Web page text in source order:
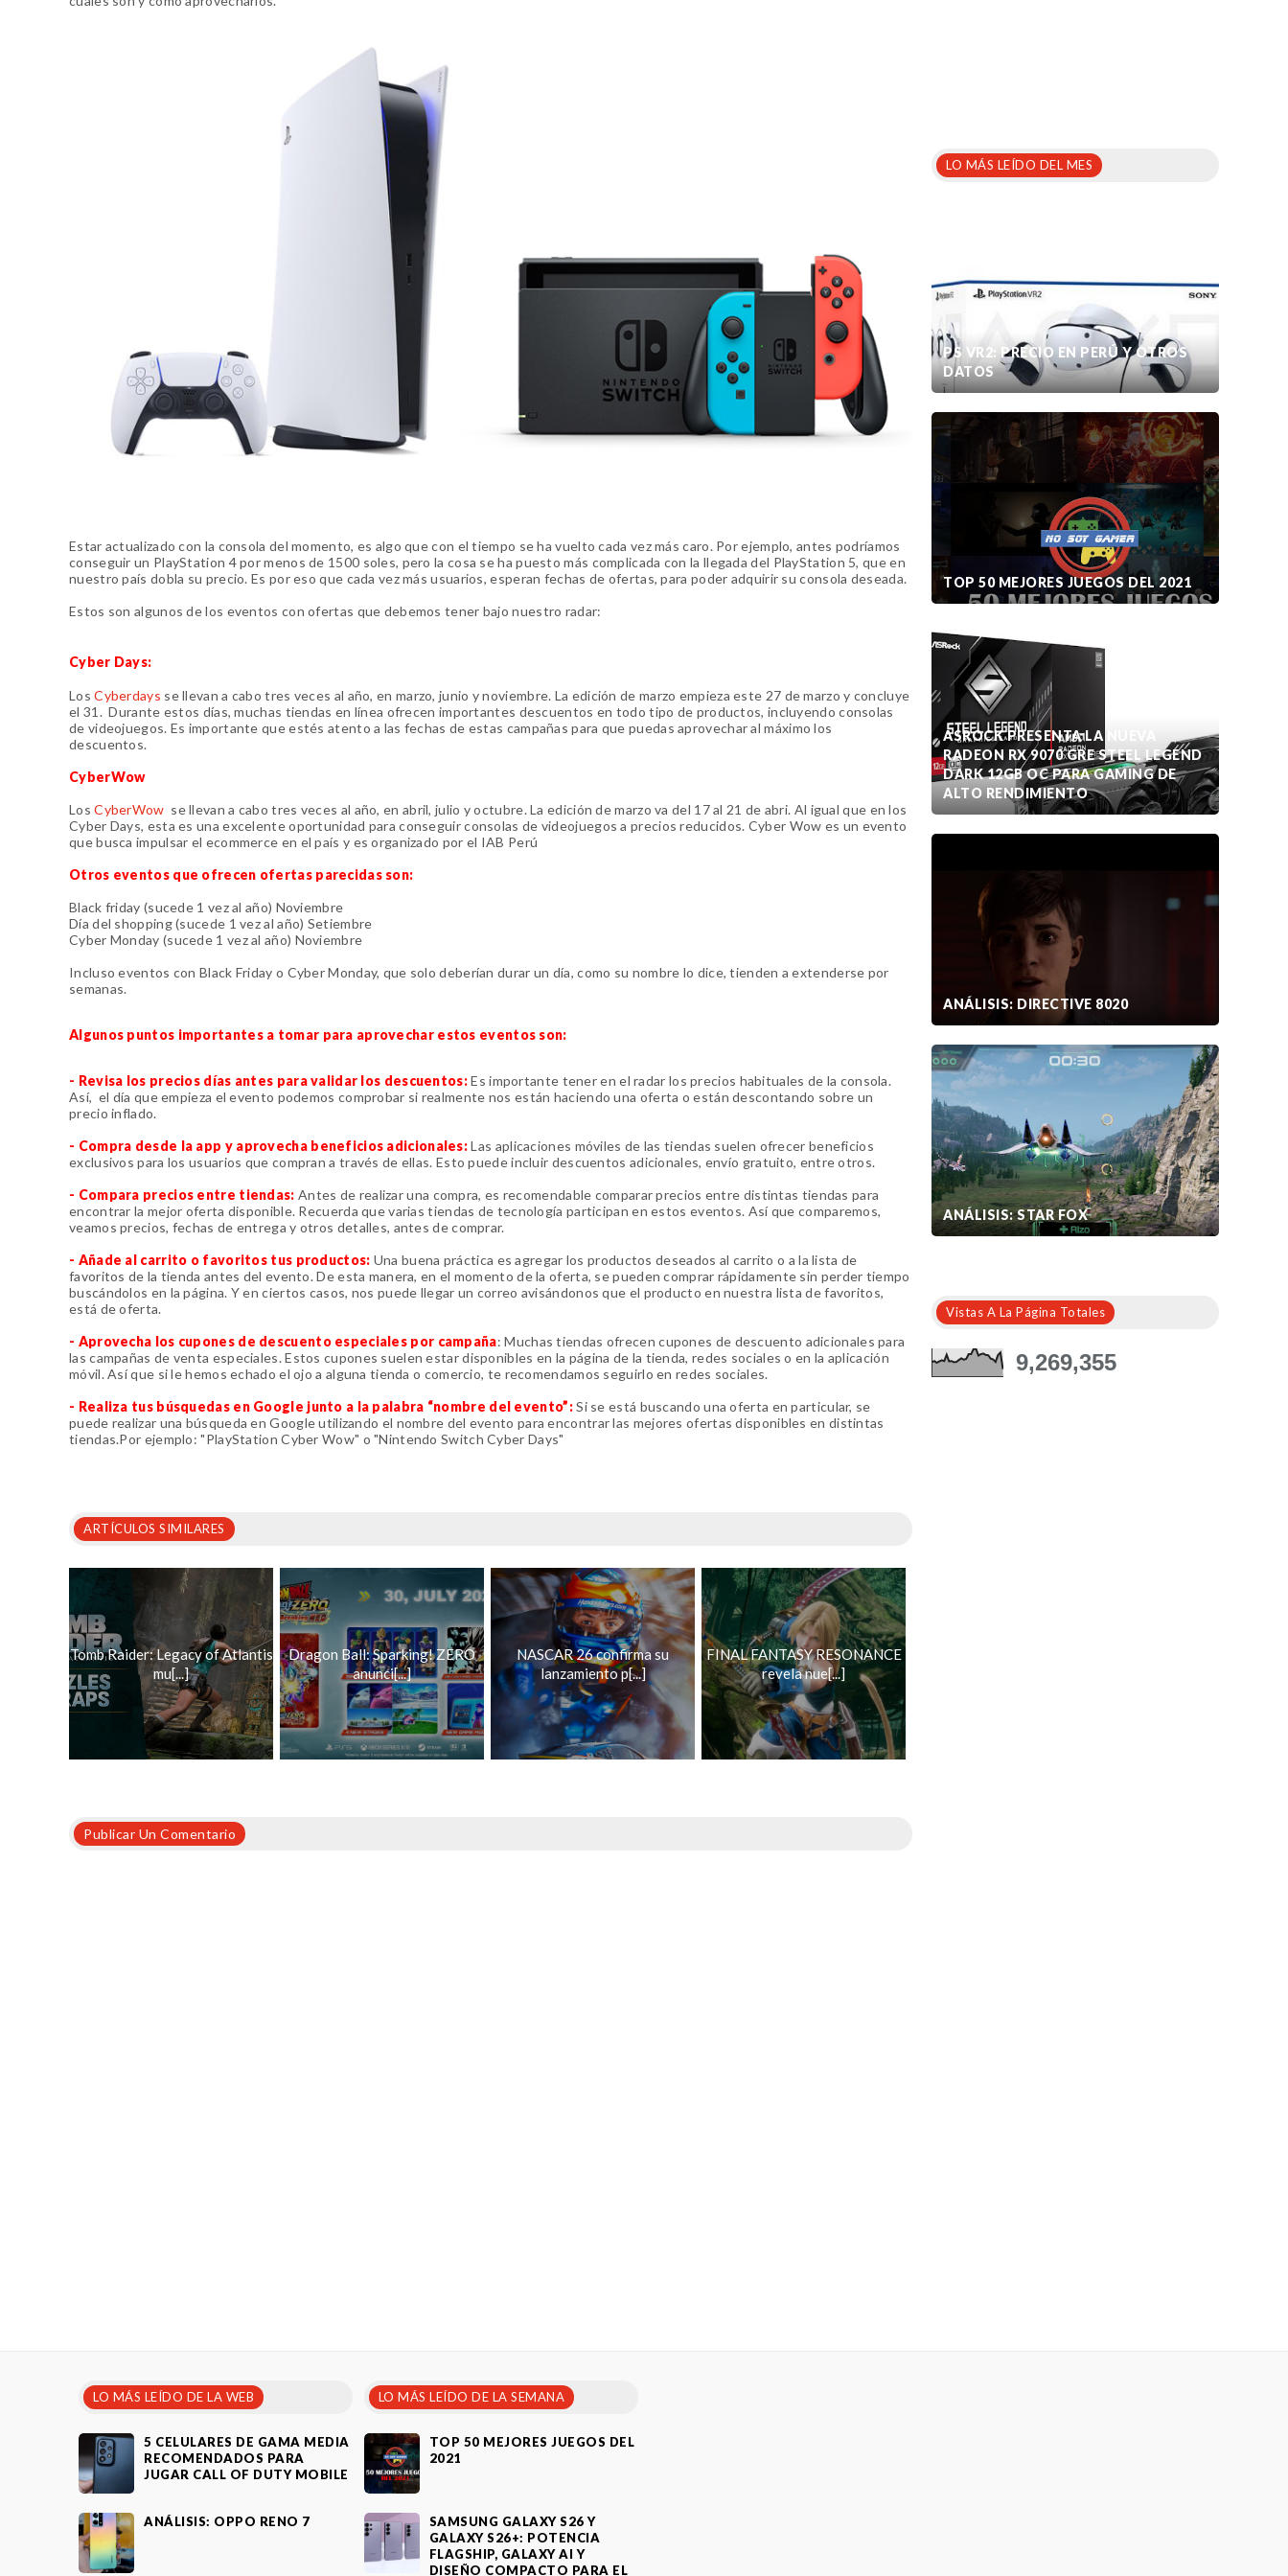
Estar actualizado con la consola del momento, es algo que con el tiempo se ha vuelto cada vez más caro. Por ejemplo, antes podríamos
conseguir un PlayStation 4 por menos de 1500 soles, pero la cosa se ha puesto más complicada con la llegada del PlayStation 5, que en
nuestro país dobla su precio. Es por eso que cada vez más usuarios, esperan fechas de ofertas, para poder adquirir su consola deseada.
Estos son algunos de los eventos con ofertas que debemos tener bajo nuestro radar:
Cyber Days:
LosCyberdays se llevan a cabo tres veces al año, en marzo, junio y noviembre. La edición de marzo empieza este 27 de marzo y concluye
el 31. Durante estos días, muchas tiendas en línea ofrecen importantes descuentos en todo tipo de productos, incluyendo consolas
de videojuegos. Es importante que estés atento a las fechas de estas campañas para que puedas aprovechar al máximo los
descuentos.
CyberWow
LosCyberWow se llevan a cabo tres veces al año, en abril, julio y octubre. La edición de marzo va del 17 al 21 de abri. Al igual que en los
Cyber Days, esta es una excelente oportunidad para conseguir consolas de videojuegos a precios reducidos. Cyber Wow es un evento
que busca impulsar el ecommerce en el país y es organizado por el IAB Perú
Otros eventos que ofrecen ofertas parecidas son:
Black friday (sucede 1 vez al año) Noviembre
Día del shopping (sucede 1 vez al año) Setiembre
Cyber Monday (sucede 1 vez al año) Noviembre
Incluso eventos con Black Friday o Cyber Monday, que solo deberían durar un día, como su nombre lo dice, tienden a extenderse por
semanas.
Algunos puntos importantes a tomar para aprovechar estos eventos son:
- Revisa los precios días antes para validar los descuentos:Es importante tener en el radar los precios habituales de la consola.
Así, el día que empieza el evento podemos comprobar si realmente nos están haciendo una oferta o están descontando sobre un
precio inflado.
- Compra desde la app y aprovecha beneficios adicionales:Las aplicaciones móviles de las tiendas suelen ofrecer beneficios
exclusivos para los usuarios que compran a través de ellas. Esto puede incluir descuentos adicionales, envío gratuito, entre otros.
- Compara precios entre tiendas: Antes de realizar una compra, es recomendable comparar precios entre distintas tiendas para
encontrar la mejor oferta disponible. Recuerda que varias tiendas de tecnología participan en estos eventos. Así que comparemos,
veamos precios, fechas de entrega y otros detalles, antes de comprar.
- Añade al carrito o favoritos tus productos: Una buena práctica es agregar los productos deseados al carrito o a la lista de
favoritos de la tienda antes del evento. De esta manera, en el momento de la oferta, se pueden comprar rápidamente sin perder tiempo
buscándolos en la página. Y en ciertos casos, nos puede llegar un correo avisándonos que el producto en nuestra lista de favoritos,
está de oferta.
- Aprovecha los cupones de descuento especiales por campaña: Muchas tiendas ofrecen cupones de descuento adicionales para
las campañas de venta especiales. Estos cupones suelen estar disponibles en la página de la tienda, redes sociales o en la aplicación
móvil. Así que si le hemos echado el ojo a alguna tienda o comercio, te recomendamos seguirlo en redes sociales.
- Realiza tus búsquedas en Google junto a la palabra “nombre del evento”:Si se está buscando una oferta en particular, se
puede realizar una búsqueda en Google utilizando el nombre del evento para encontrar las mejores ofertas disponibles en distintas
tiendas.Por ejemplo: "PlayStation Cyber Wow" o "Nintendo Switch Cyber Days"
ARTÍCULOS SIMILARES
Tomb Raider: Legacy of Atlantis
mu[...]
Dragon Ball: Sparking! ZERO
anunci[...]
NASCAR 26 confirma su
lanzamiento p[...]
FINAL FANTASY RESONANCE
revela nue[...]
Publicar Un Comentario
LO MÁS LEÍDO DEL MES
PS VR2: PRECIO EN PERÚ Y OTROS
DATOS
TOP 50 MEJORES JUEGOS DEL 2021
ASROCK PRESENTA LA NUEVA
RADEON RX 9070 GRE STEEL LEGEND
DARK 12GB OC PARA GAMING DE
ALTO RENDIMIENTO
ANÁLISIS: DIRECTIVE 8020
ANÁLISIS: STAR FOX
Vistas A La Página Totales
9,269,355
LO MÁS LEÍDO DE LA WEB
5 CELULARES DE GAMA MEDIA
RECOMENDADOS PARA
JUGAR CALL OF DUTY MOBILE
ANÁLISIS: OPPO RENO 7
LO MÁS LEÍDO DE LA SEMANA
TOP 50 MEJORES JUEGOS DEL
2021
SAMSUNG GALAXY S26 Y
GALAXY S26+: POTENCIA
FLAGSHIP, GALAXY AI Y
DISEÑO COMPACTO PARA EL